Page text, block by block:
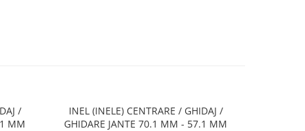
/
MM
INEL (INELE) CENTRARE / GHIDAJ /
GHIDARE JANTE 70.1 MM - 57.1 MM